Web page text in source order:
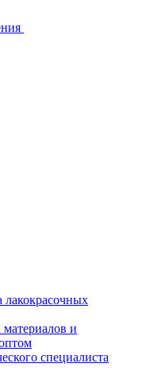
лакокрасочных
и
специалиста